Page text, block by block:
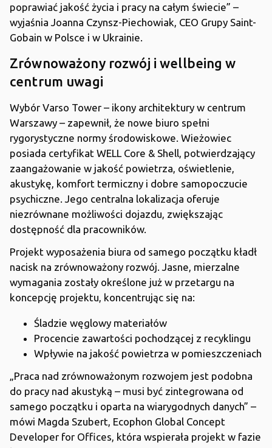
poprawiać jakość życia i pracy na całym świecie” –
wyjaśnia Joanna Czynsz-Piechowiak, CEO Grupy Saint-
Gobain w Polsce i w Ukrainie.
Zrównoważony rozwój i wellbeing w
centrum uwagi
Wybór Varso Tower – ikony architektury w centrum
Warszawy – zapewnił, że nowe biuro spełni
rygorystyczne normy środowiskowe. Wieżowiec
posiada certyfikat WELL Core & Shell, potwierdzający
zaangażowanie w jakość powietrza, oświetlenie,
akustykę, komfort termiczny i dobre samopoczucie
psychiczne. Jego centralna lokalizacja oferuje
niezrównane możliwości dojazdu, zwiększając
dostępność dla pracowników.
Projekt wyposażenia biura od samego początku kładł
nacisk na zrównoważony rozwój. Jasne, mierzalne
wymagania zostały określone już w przetargu na
koncepcję projektu, koncentrując się na:
Śladzie węglowy materiałów
Procencie zawartości pochodzącej z recyklingu
Wpływie na jakość powietrza w pomieszczeniach
„Praca nad zrównoważonym rozwojem jest podobna
do pracy nad akustyką – musi być zintegrowana od
samego początku i oparta na wiarygodnych danych” –
mówi Magda Szubert, Ecophon Global Concept
Developer for Offices, która wspierała projekt w fazie